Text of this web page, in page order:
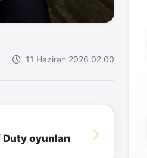
11 Haziran 2026 02:00
oyunları